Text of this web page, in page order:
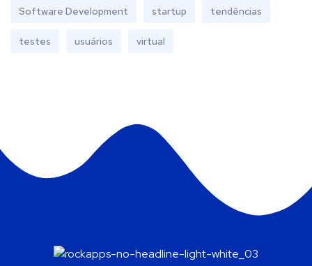
Software Development startup tendências
testes usuários virtual